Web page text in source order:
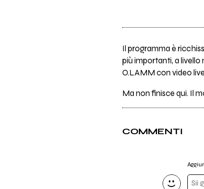
Il programma è
più importanti, a
O.LAMM con video
Ma non finisce qui. Il
COMMENTI